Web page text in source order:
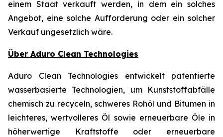
einem Staat verkauft werden, in dem ein solches
Angebot, eine solche Aufforderung oder ein solcher
Verkauf ungesetzlich wäre.
Über Aduro Clean Technologies
Aduro Clean Technologies entwickelt patentierte
wasserbasierte Technologien, um Kunststoffabfälle
chemisch zu recyceln, schweres Rohöl und Bitumen in
leichteres, wertvolleres Öl sowie erneuerbare Öle in
höherwertige Kraftstoffe oder erneuerbare